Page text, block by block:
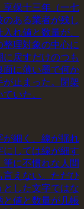
享保十三年（一七
ある業者が残し
れ値と数量が、
理対象の中心に
戻すだけのつも
面に薄い墨で何か
が止まった。閉架
いた。
が細く、線が揺れ
にしては線が細す
に不慣れな人間
言えない。ただひ
とした文字ではな
値と数量が几帳